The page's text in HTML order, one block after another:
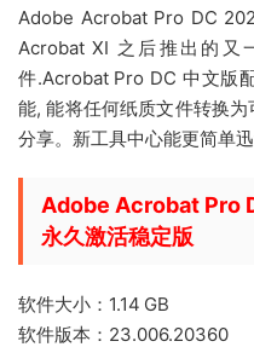
Adobe Acrobat Pro DC
Acrobat XI 之后推出的又
件.Acrobat Pro DC 中文版
能, 能将任何纸质文件转换
分享。新工具中心能更简单
Adobe Acrobat Pro
永久激活稳定版
软件大小：1.14 GB
软件版本：23.006.20360